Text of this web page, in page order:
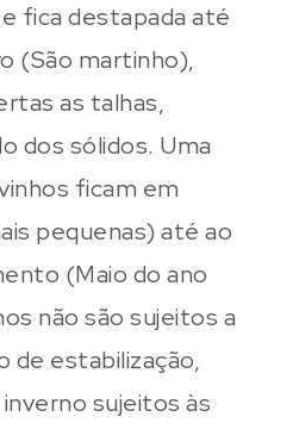
fica destapada até
(São martinho),
as talhas,
dos sólidos. Uma
ficam em
pequenas) até ao
(Maio do ano
não são sujeitos a
de estabilização,
sujeitos às